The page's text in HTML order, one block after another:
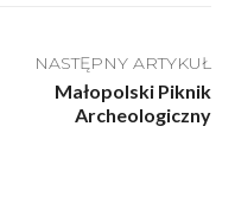
NASTĘPNY ARTYKUŁ
Małopolski Piknik
Archeologiczny